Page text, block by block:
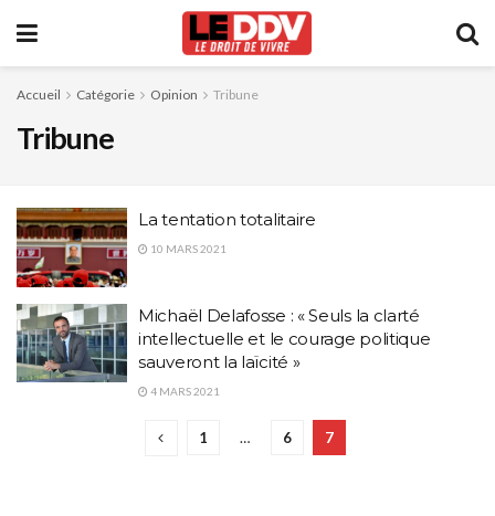
Accueil Catégorie Opinion Tribune
Tribune
La tentation totalitaire
10 MARS 2021
Michaël Delafosse : « Seuls la clarté
intellectuelle et le courage politique
sauveront la laïcité »
4 MARS 2021
1 … 6 7